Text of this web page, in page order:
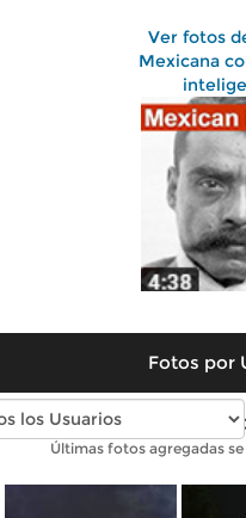
Ver fotos
Mexicana
Fotos por
Fotos modernas
Últimas fotos agregadas